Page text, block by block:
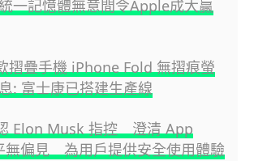
一記憶體無意間令Apple成大贏
摺疊手機 iPhone Fold 無摺痕螢
: 富士康已搭建生產線
Elon Musk 指控 澄清 App
無偏見 為用戶提供安全使用體驗